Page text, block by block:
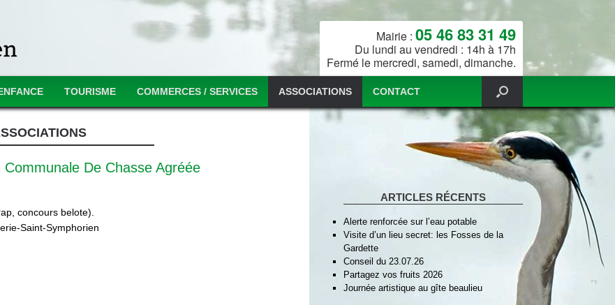
Mairie : 05 46 83 31 49
Du lundi au vendredi : 14h à 17h
Fermé le mercredi, samedi, dimanche.
TOURISME COMMERCES / SERVICES ASSOCIATIONS CONTACT
Communale De Chasse Agréée
concours belote).
Saint-Symphorien
ARTICLES RÉCENTS
Alerte renforcée sur l’eau potable
Visite d’un lieu secret: les Fosses de la
Gardette
Conseil du 23.07.26
Partagez vos fruits 2026
Journée artistique au gîte beaulieu